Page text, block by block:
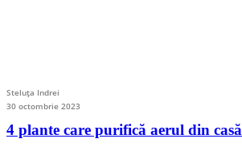
Steluța Indrei
30 octombrie 2023
4 plante care purifică aerul din casă